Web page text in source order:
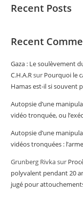
Recent Posts
Recent
Gaza : Le soulèvement
C.H.A.Rsur Pourquoi le
Hamas est-il si souvent
Autopsie d’une
vidéo tronquée, ou
Autopsie d’une
vidéos tronquées :
Grunberg Rivkasur
polyvalent pendant 20
jugé pour